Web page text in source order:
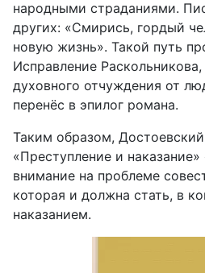
народными страданиями.
других: «Смирись, гордый
новую жизнь». Такой путь
Исправление
духовного отчуждения от
перенёс в эпилог романа.
Таким образом,
«Преступление и
внимание на проблеме
которая и должна стать, в
наказанием.